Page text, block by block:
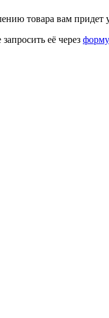
товара вам
её через